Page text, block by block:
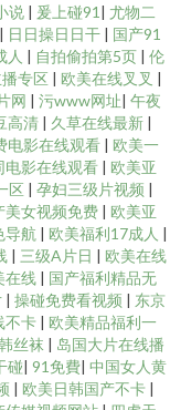
说 | 爰上碰91 | 尤物二
| 日日操日日干 | 国产91
人 | 自拍偷拍第5页 | 伦
专区 | 欧美在线叉叉 |
网 | 污www网址| 午夜
高清 | 久草在线最新 |
电影在线观看 | 欧美一
电影在线观看 | 欧美亚
区 | 孕妇三级片视频 |
美女视频免费 | 欧美亚
导航 | 欧美福利17成人 |
| 三级A片日 | 欧美在线
在线 | 国产福利精品无
| 操碰免费看视频 | 东京
不卡 | 欧美精品福利一
丝袜 | 岛国大片在线播
碰| 91免費| 中国女人黄
| 欧美日韩国产不卡 |